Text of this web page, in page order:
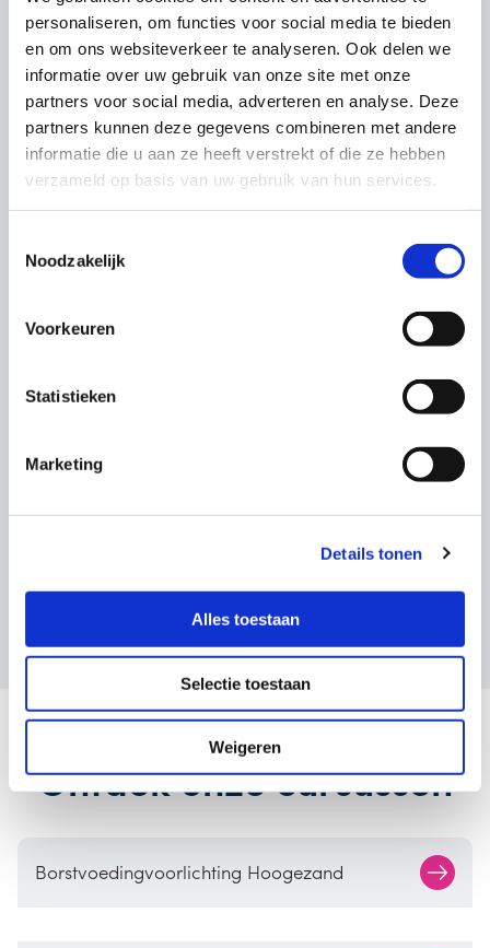
personaliseren, om functies voor social media te bieden
en om ons websiteverkeer te analyseren. Ook delen we
informatie over uw gebruik van onze site met onze
partners voor social media, adverteren en analyse. Deze
partners kunnen deze gegevens combineren met andere
informatie die u aan ze heeft verstrekt of die ze hebben
verzameld op basis van uw gebruik van hun services.
Noodzakelijk
Voorkeuren
Statistieken
Marketing
Details tonen
Alles toestaan
Selectie toestaan
Weigeren
Owen Jake
“Een ontzettend fijne kraamweek
kraamverzorgsters Caty en Nicolien.
met heel...”
Bekijk alle ervaringen
Ontdek onze cursussen
Borstvoedingvoorlichting Hoogezand